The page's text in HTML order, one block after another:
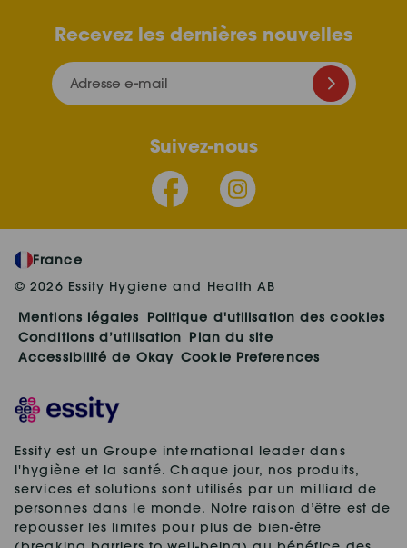
Recevez les dernières nouvelles
Adresse e-mail
Suivez-nous
France
© 2026 Essity Hygiene and Health AB
Mentions légales
Politique d'utilisation des cookies
Conditions d’utilisation Plan du site
Accessibilité de Okay Cookie Preferences
Essity est un Groupe international leader dans
l'hygiène et la santé. Chaque jour, nos produits,
services et solutions sont utilisés par un milliard de
personnes dans le monde. Notre raison d’être est de
repousser les limites pour plus de bien-être